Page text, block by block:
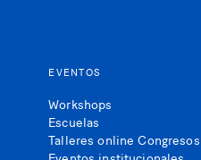
EVENTOS
Workshops
Escuelas
Talleres online Congresos